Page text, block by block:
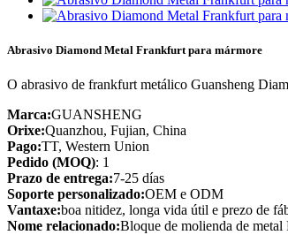
Abrasivo Diamond Metal Frankfurt para mármore
O abrasivo de frankfurt metálico Guansheng
Marca:GUANSHENG
Orixe:Quanzhou, Fujian, China
Pago:TT, Western Union
Pedido (MOQ): 1
Prazo de entrega:7-25 días
Soporte personalizado:OEM e ODM
Vantaxe:boa nitidez, longa vida útil e prezo de
Nome relacionado:Bloque de molienda de metal